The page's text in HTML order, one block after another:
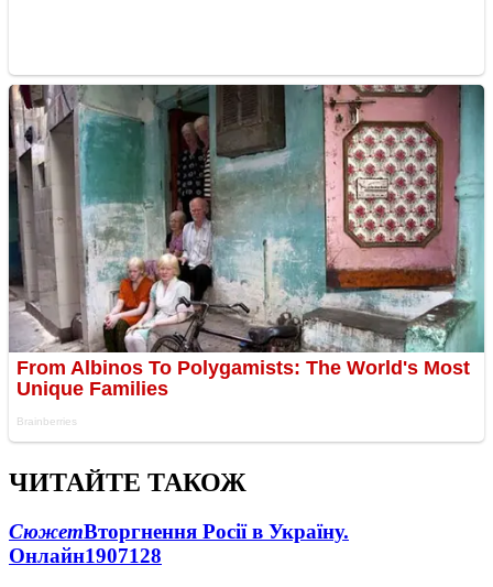
ЧИТАЙТЕ ТАКОЖ
СюжетВторгнення Росії в Україну.
Онлайн1907128